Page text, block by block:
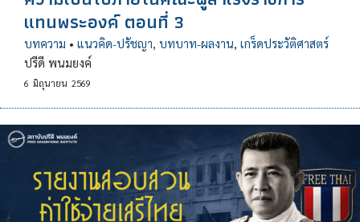
แทนพระองค์ ตอนที่ 3
บทความ • แนวคิด-ปรัชญา, บทบาท-ผลงาน, เกร็ดประวัติศาสตร์
ปรีดี พนมยงค์
6 มิถุนายน 2569